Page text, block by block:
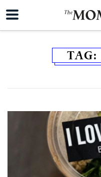
TAG: